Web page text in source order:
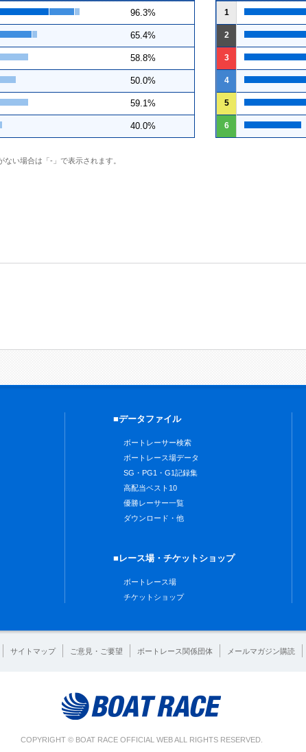
96.3%
65.4%
58.8%
50.0%
59.1%
40.0%
1
2
3
4
5
6
ない場合は「-」で表示されます。
■データファイル
ボートレーサー検索
ボートレース場データ
SG・PG1・G1記録集
高配当ベスト10
優勝レーサー一覧
ダウンロード・他
■レース場・チケットショップ
ボートレース場
チケットショップ
サイトマップ ご意見・ご要望 ボートレース関係団体 メールマガジン購読
COPYRIGHT © BOAT RACE OFFICIAL WEB ALL RIGHTS RESERVED.